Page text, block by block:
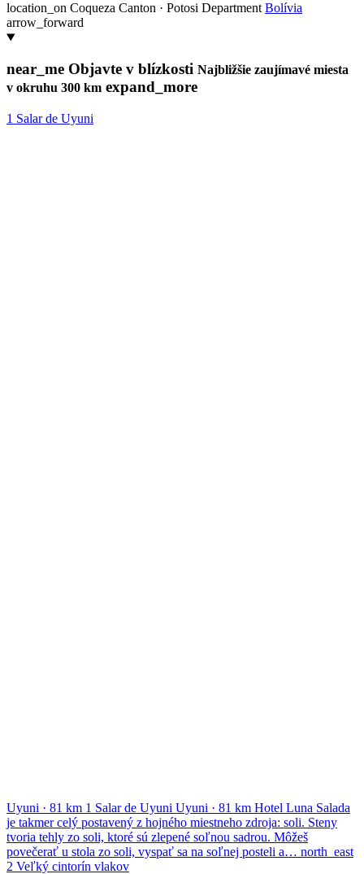
location_on Coqueza Canton · Potosi Department Bolívia
arrow_forward
near_me Objavte v blízkosti Najbližšie zaujímavé miesta
v okruhu 300 km expand_more
1 Salar de Uyuni
Uyuni · 81 km 1 Salar de Uyuni Uyuni · 81 km Hotel Luna Salada
je takmer celý postavený z hojného miestneho zdroja: soli. Steny
tvoria tehly zo soli, ktoré sú zlepené soľnou sadrou. Môžeš
povečerať u stola zo soli, vyspať sa na soľnej posteli a… north_east
2 Veľký cintorín vlakov